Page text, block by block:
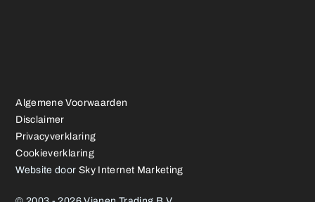
Algemene Voorwaarden
Disclaimer
Privacyverklaring
Cookieverklaring
Website door Sky Internet Marketing